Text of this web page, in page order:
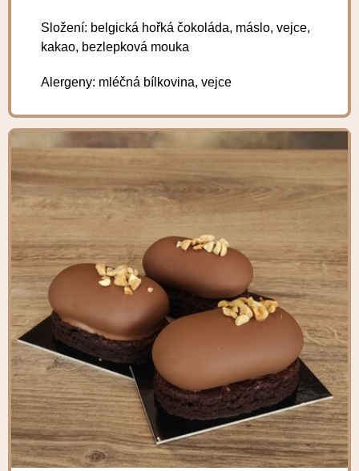
Složení: belgická hořká čokoláda, máslo, vejce,
kakao, bezlepková mouka
Alergeny: mléčná bílkovina, vejce